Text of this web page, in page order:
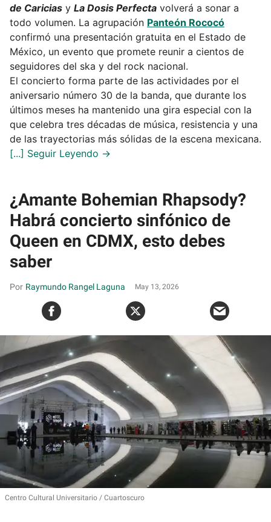
de Caricias y La Dosis Perfecta volverá a sonar a
todo volumen. La agrupación Panteón Rococó
confirmó una presentación gratuita en el Estado de
México, un evento que promete reunir a cientos de
seguidores del ska y del rock nacional.
El concierto forma parte de las actividades por el
aniversario número 30 de la banda, que durante los
últimos meses ha mantenido una gira especial con la
que celebra tres décadas de música, resistencia y una
de las trayectorias más sólidas de la escena mexicana.
¿Amante Bohemian Rhapsody?
Habrá concierto sinfónico de
Queen en CDMX, esto debes
saber
Raymundo Rangel Laguna May 13, 2026
Centro Cultural Universitario Cuartoscuro